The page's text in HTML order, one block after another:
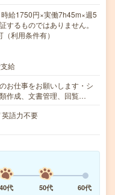
給1750円×実働7h45m×週5
るものではありません。
利用条件有）
給
お仕事をお願いします・シ
作成、文書管理、回覧…
語力不要
40代 50代
60代